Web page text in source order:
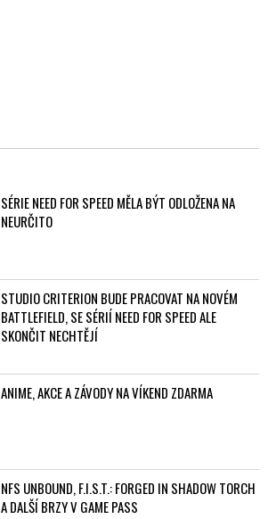
SÉRIE NEED FOR SPEED MĚLA BÝT ODLOŽENA NA
NEURČITO
STUDIO CRITERION BUDE PRACOVAT NA NOVÉM
BATTLEFIELD, SE SÉRIÍ NEED FOR SPEED ALE
SKONČIT NECHTĚJÍ
ANIME, AKCE A ZÁVODY NA VÍKEND ZDARMA
NFS UNBOUND, F.I.S.T.: FORGED IN SHADOW TORCH
A DALŠÍ BRZY V GAME PASS